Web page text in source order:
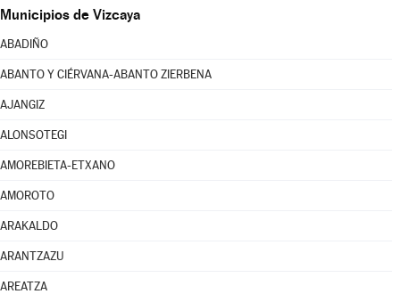
Municipios de Vizcaya
ABADIÑO
ABANTO Y CIÉRVANA-ABANTO ZIERBENA
AJANGIZ
ALONSOTEGI
AMOREBIETA-ETXANO
AMOROTO
ARAKALDO
ARANTZAZU
AREATZA